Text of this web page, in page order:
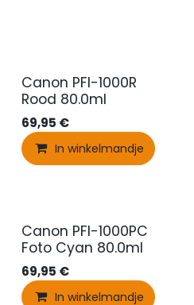
Canon PFI-1000R
Rood 80.0ml
69,95 €
In winkelmandje
Canon PFI-1000PC
Foto Cyan 80.0ml
69,95 €
In winkelmandje